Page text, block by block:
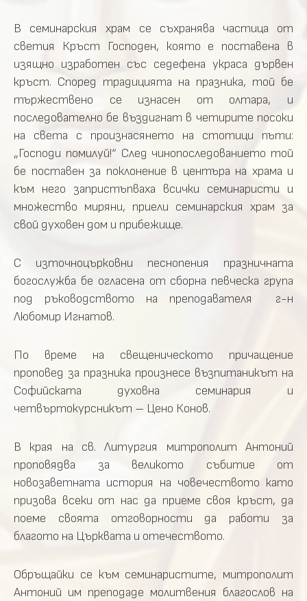
В семинарския храм се съхранява частица от
светия Кръст Господен, която е поставена в
изящно изработен със седефена украса дървен
кръст. Според традицията на празника, той бе
тържествено се изнасен от олтара, и
последователно бе въздигнат в четирите посоки
на света с произнасянето на стотици пъти:
„Господи помилуй!“ След чинопоследованието той
бе поставен за поклонение в центъра на храма и
към него запристъпваха всички семинаристи и
множество миряни, приели семинарския храм за
свой духовен дом и прибежище.
С източноцърковни песнопения празничната
богослужба бе огласена от сборна певческа група
под ръководството на преподавателя г-н
Любомир Игнатов.
По време на свещеническото причащение
проповед за празника произнесе възпитаникът на
Софийската духовна семинария и
четвъртокурсникът – Цено Конов.
В края на св. Литургия митрополит Антоний
проповядва за великото събитие от
новозаветната история на човечеството като
призова всеки от нас да приеме своя кръст, да
поеме своята отговорности да работи за
благото на Църквата и отечеството.
Обръщайки се към семинаристите, митрополит
Антоний им преподаде молитвения благослов на